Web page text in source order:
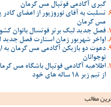
گیری آکادمی فوتبال مس کرمان
تسلیت به آقای نوروزپور از اعضای
مس کرمان
فصل جدید لیگ برتر فوتسال بانوان
اواخر شهریور زمان استارت فصل
دعوت دو بازیکن آکادمی مس کرمان به
نوجوانان
اطلاعیه آکادمی فوتبال باشگاه مس
از تیم زیر 18 ساله های خود
مطالب